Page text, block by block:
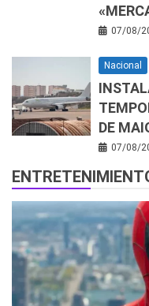
07/08/
Nacional
DE
07/08/